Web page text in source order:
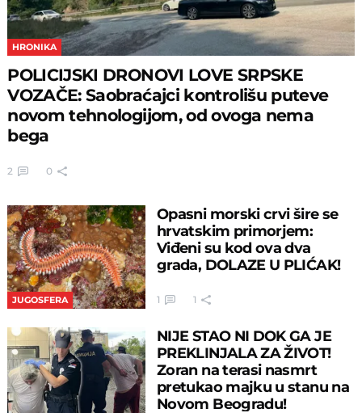
HRONIKA
POLICIJSKI DRONOVI LOVE SRPSKE
VOZAČE: Saobraćajci kontrolišu puteve
novom tehnologijom, od ovoga nema
bega
2 0
JUGOSFERA
Opasni morski crvi šire se
hrvatskim primorjem:
Viđeni su kod ova dva
grada, DOLAZE U PLIĆAK!
1 1
NIJE STAO NI DOK GA JE
PREKLINJALA ZA ŽIVOT!
Zoran na terasi nasmrt
pretukao majku u stanu na
Novom Beogradu!